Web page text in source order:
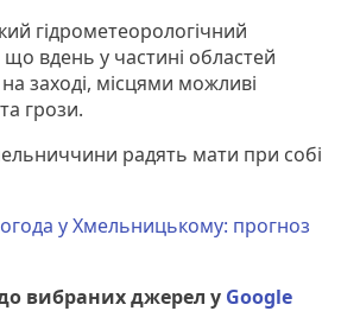
гідрометеорологічний
вдень у частині областей
заході, місцями можливі
грози.
радять мати при собі
у Хмельницькому: прогноз
вибраних джерел у Google